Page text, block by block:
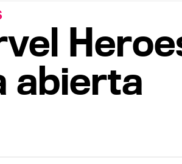
abierta